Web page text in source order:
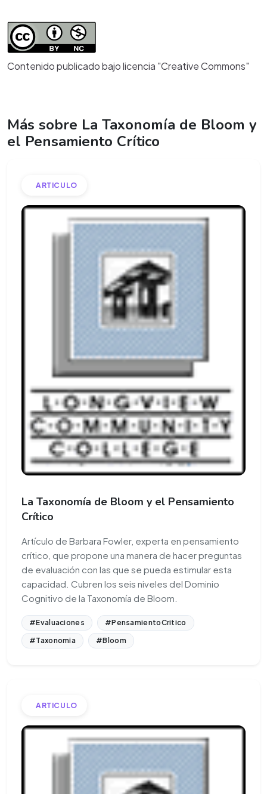
Contenido publicado bajo licencia "Creative Commons"
Más sobre La Taxonomía de Bloom y
el Pensamiento Crítico
ARTICULO
La Taxonomía de Bloom y el Pensamiento
Crítico
Artículo de Barbara Fowler, experta en pensamiento
crítico, que propone una manera de hacer preguntas
de evaluación con las que se pueda estimular esta
capacidad. Cubren los seis niveles del Dominio
Cognitivo de la Taxonomía de Bloom.
#Evaluaciones
#PensamientoCritico
#Taxonomia
#Bloom
ARTICULO